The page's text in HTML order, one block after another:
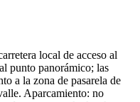
local de acceso al
punto panorámico; las
a la zona de pasarela de
Aparcamiento: no